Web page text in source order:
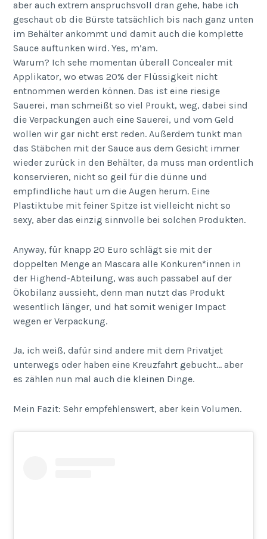
aber auch extrem anspruchsvoll dran gehe, habe ich
geschaut ob die Bürste tatsächlich bis nach ganz unten
im Behälter ankommt und damit auch die komplette
Sauce auftunken wird. Yes, m’am.
Warum? Ich sehe momentan überall Concealer mit
Applikator, wo etwas 20% der Flüssigkeit nicht
entnommen werden können. Das ist eine riesige
Sauerei, man schmeißt so viel Proukt, weg, dabei sind
die Verpackungen auch eine Sauerei, und vom Geld
wollen wir gar nicht erst reden. Außerdem tunkt man
das Stäbchen mit der Sauce aus dem Gesicht immer
wieder zurück in den Behälter, da muss man ordentlich
konservieren, nicht so geil für die dünne und
empfindliche haut um die Augen herum. Eine
Plastiktube mit feiner Spitze ist vielleicht nicht so
sexy, aber das einzig sinnvolle bei solchen Produkten.
Anyway, für knapp 20 Euro schlägt sie mit der
doppelten Menge an Mascara alle Konkuren*innen in
der Highend-Abteilung, was auch passabel auf der
Ökobilanz aussieht, denn man nutzt das Produkt
wesentlich länger, und hat somit weniger Impact
wegen er Verpackung.
Ja, ich weiß, dafür sind andere mit dem Privatjet
unterwegs oder haben eine Kreuzfahrt gebucht… aber
es zählen nun mal auch die kleinen Dinge.
Mein Fazit: Sehr empfehlenswert, aber kein Volumen.